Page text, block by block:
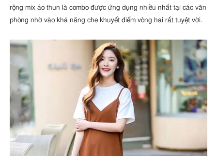
rộng mix áo thun là combo được ứng dụng nhiều nhất tại các văn
phòng nhờ vào khả năng che khuyết điểm vòng hai rất tuyệt vời.